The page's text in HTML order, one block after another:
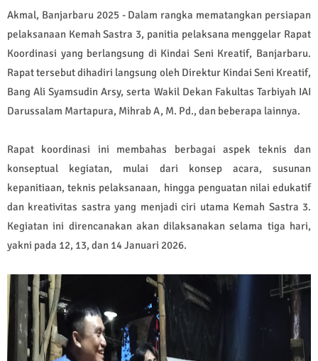
Akmal, Banjarbaru 2025 - Dalam rangka mematangkan persiapan
pelaksanaan Kemah Sastra 3, panitia pelaksana menggelar Rapat
Koordinasi yang berlangsung di Kindai Seni Kreatif, Banjarbaru.
Rapat tersebut dihadiri langsung oleh Direktur Kindai Seni Kreatif,
Bang Ali Syamsudin Arsy, serta Wakil Dekan Fakultas Tarbiyah IAI
Darussalam Martapura, Mihrab A, M. Pd., dan beberapa lainnya.
Rapat koordinasi ini membahas berbagai aspek teknis dan
konseptual kegiatan, mulai dari konsep acara, susunan
kepanitiaan, teknis pelaksanaan, hingga penguatan nilai edukatif
dan kreativitas sastra yang menjadi ciri utama Kemah Sastra 3.
Kegiatan ini direncanakan akan dilaksanakan selama tiga hari,
yakni pada 12, 13, dan 14 Januari 2026.